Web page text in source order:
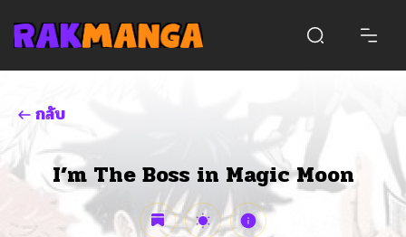
กลับ
I’m The Boss in Magic Moon